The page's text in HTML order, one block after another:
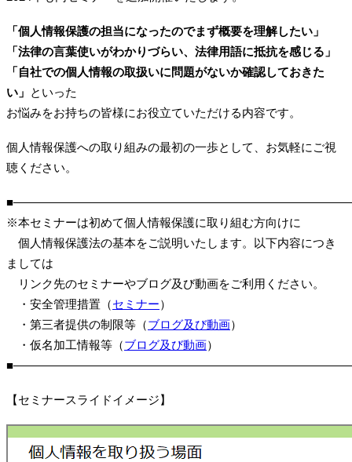
「個人情報保護の担当になったのでまず概要を理解したい」
「法律の言葉使いがわかりづらい、法律用語に抵抗を感じる」
「自社での個人情報の取扱いに問題がないか確認しておきた
い」
といった
お悩みをお持ちの皆様にお役立ていただける内容です。
個人情報保護への取り組みの最初の一歩として、お気軽にご視
聴ください。
※本セミナーは初めて個人情報保護に取り組む方向けに
個人情報保護法の基本をご説明いたします。以下内容につき
ましては
リンク先のセミナーやブログ及び動画をご利用ください。
・安全管理措置（セミナー）
・第三者提供の制限等（ブログ及び動画）
・仮名加工情報等（ブログ及び動画）
【セミナースライドイメージ】